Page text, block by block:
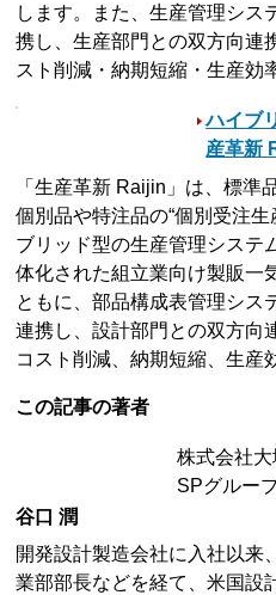
します。また、生産管理シス
携し、生産部門との双方向連
スト削減・納期短縮・生産効
ハイブ
産革新
「生産革新 Raijin」は、標準
個別品や特注品の“個別受注
ブリッド型の生産管理システ
体化された組立業向け製販一
ともに、部品構成表管理シス
連携し、設計部門との双方向
コスト削減、納期短縮、生産
この記事の著者
株式会社
SPグルー
谷口 潤
開発設計製造会社に入社以来
業部部長などを経て、米国設